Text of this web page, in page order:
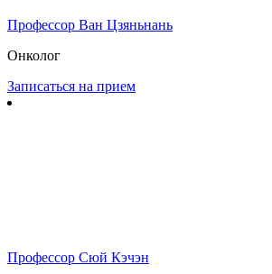
Профессор Ван Цзяньнань
Онколог
Записаться на прием
Профессор Сюй Кэчэн